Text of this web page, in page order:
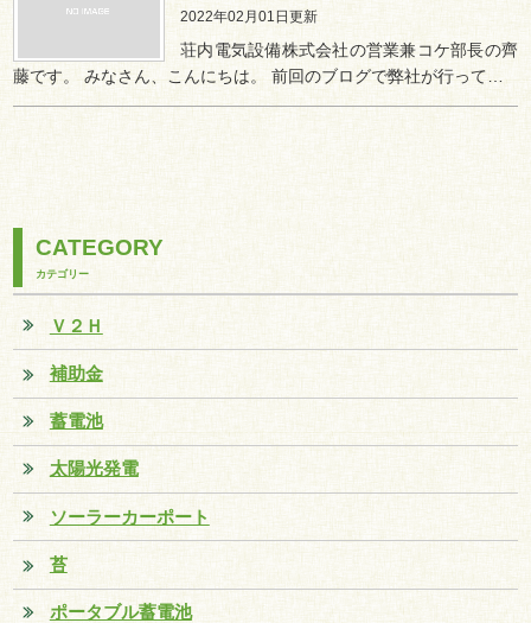
2022年02月01日更新
荘内電気設備株式会社の営業兼コケ部長の齊
藤です。 みなさん、こんにちは。 前回のブログで弊社が行って…
CATEGORY
カテゴリー
Ｖ２Ｈ
補助金
蓄電池
太陽光発電
ソーラーカーポート
苔
ポータブル蓄電池